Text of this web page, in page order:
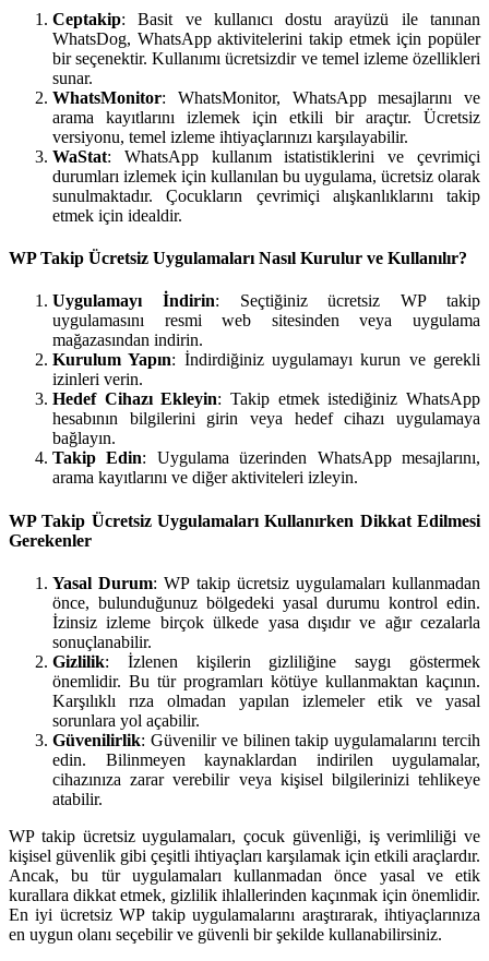
Ceptakip: Basit ve kullanıcı dostu arayüzü ile tanınan
WhatsDog, WhatsApp aktivitelerini takip etmek için popüler
bir seçenektir. Kullanımı ücretsizdir ve temel izleme özellikleri
sunar.
WhatsMonitor: WhatsMonitor, WhatsApp mesajlarını ve
arama kayıtlarını izlemek için etkili bir araçtır. Ücretsiz
versiyonu, temel izleme ihtiyaçlarınızı karşılayabilir.
WaStat: WhatsApp kullanım istatistiklerini ve çevrimiçi
durumları izlemek için kullanılan bu uygulama, ücretsiz olarak
sunulmaktadır. Çocukların çevrimiçi alışkanlıklarını takip
etmek için idealdir.
WP Takip Ücretsiz Uygulamaları Nasıl Kurulur ve Kullanılır?
Uygulamayı İndirin: Seçtiğiniz ücretsiz WP takip
uygulamasını resmi web sitesinden veya uygulama
mağazasından indirin.
Kurulum Yapın: İndirdiğiniz uygulamayı kurun ve gerekli
izinleri verin.
Hedef Cihazı Ekleyin: Takip etmek istediğiniz WhatsApp
hesabının bilgilerini girin veya hedef cihazı uygulamaya
bağlayın.
Takip Edin: Uygulama üzerinden WhatsApp mesajlarını,
arama kayıtlarını ve diğer aktiviteleri izleyin.
WP Takip Ücretsiz Uygulamaları Kullanırken Dikkat Edilmesi
Gerekenler
Yasal Durum: WP takip ücretsiz uygulamaları kullanmadan
önce, bulunduğunuz bölgedeki yasal durumu kontrol edin.
İzinsiz izleme birçok ülkede yasa dışıdır ve ağır cezalarla
sonuçlanabilir.
Gizlilik: İzlenen kişilerin gizliliğine saygı göstermek
önemlidir. Bu tür programları kötüye kullanmaktan kaçının.
Karşılıklı rıza olmadan yapılan izlemeler etik ve yasal
sorunlara yol açabilir.
Güvenilirlik: Güvenilir ve bilinen takip uygulamalarını tercih
edin. Bilinmeyen kaynaklardan indirilen uygulamalar,
cihazınıza zarar verebilir veya kişisel bilgilerinizi tehlikeye
atabilir.
WP takip ücretsiz uygulamaları, çocuk güvenliği, iş verimliliği ve
kişisel güvenlik gibi çeşitli ihtiyaçları karşılamak için etkili araçlardır.
Ancak, bu tür uygulamaları kullanmadan önce yasal ve etik
kurallara dikkat etmek, gizlilik ihlallerinden kaçınmak için önemlidir.
En iyi ücretsiz WP takip uygulamalarını araştırarak, ihtiyaçlarınıza
en uygun olanı seçebilir ve güvenli bir şekilde kullanabilirsiniz.